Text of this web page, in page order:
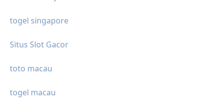
togel singapore
Situs Slot Gacor
toto macau
togel macau